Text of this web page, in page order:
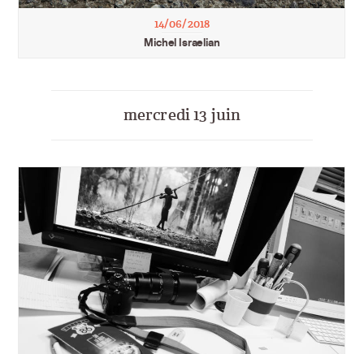
14/06/2018
Michel Israelian
mercredi 13 juin